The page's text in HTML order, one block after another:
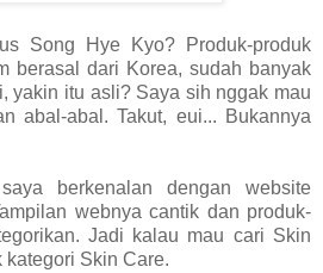
Song Hye Kyo? Produk-produk
berasal dari Korea, sudah banyak
yakin itu asli? Saya sih nggak mau
abal-abal. Takut, eui... Bukannya
berkenalan dengan website
webnya cantik dan produk-
Jadi kalau mau cari Skin
Skin Care.